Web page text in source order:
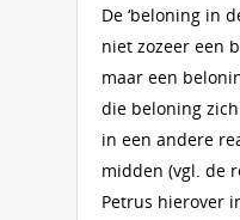
De ‘beloning in
niet zozeer een
maar een
die beloning
in een andere
midden (vgl. de
Petrus hierover